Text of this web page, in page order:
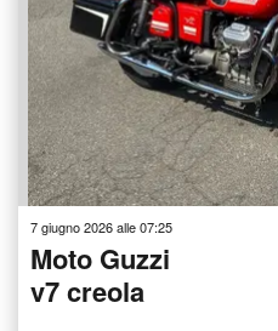
7 giugno 2026 alle 07:25
Moto Guzzi
v7 creola